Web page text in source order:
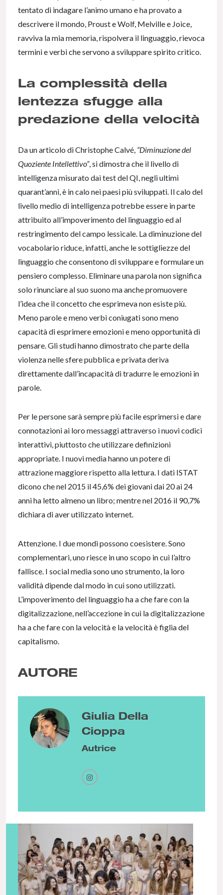
tentato di indagare l’animo umano e ha provato a
descrivere il mondo, Proust e Wolf, Melville e Joice,
ravviva la mia memoria, rispolvera il linguaggio, rievoca
termini e verbi che servono a sviluppare spirito critico.
La complessità della
lentezza sfugge alla
predazione della velocità
Da un articolo di Christophe Calvé, “Diminuzione del
Quoziente Intellettivo”, si dimostra che il livello di
intelligenza misurato dai test del QI, negli ultimi
quarant’anni, è in calo nei paesi più sviluppati. Il calo del
livello medio di intelligenza potrebbe essere in parte
attribuito all’impoverimento del linguaggio ed al
restringimento del campo lessicale. La diminuzione del
vocabolario riduce, infatti, anche le sottigliezze del
linguaggio che consentono di sviluppare e formulare un
pensiero complesso. Eliminare una parola non significa
solo rinunciare al suo suono ma anche promuovere
l’idea che il concetto che esprimeva non esiste più.
Meno parole e meno verbi coniugati sono meno
capacità di esprimere emozioni e meno opportunità di
pensare. Gli studi hanno dimostrato che parte della
violenza nelle sfere pubblica e privata deriva
direttamente dall’incapacità di tradurre le emozioni in
parole.
Per le persone sarà sempre più facile esprimersi e dare
connotazioni ai loro messaggi attraverso i nuovi codici
interattivi, piuttosto che utilizzare definizioni
appropriate. I nuovi media hanno un potere di
attrazione maggiore rispetto alla lettura. I dati ISTAT
dicono che nel 2015 il 45,6% dei giovani dai 20 ai 24
anni ha letto almeno un libro; mentre nel 2016 il 90,7%
dichiara di aver utilizzato internet.
Attenzione. I due mondi possono coesistere. Sono
complementari, uno riesce in uno scopo in cui l’altro
fallisce. I social media sono uno strumento, la loro
validità dipende dal modo in cui sono utilizzati.
L’impoverimento del linguaggio ha a che fare con la
digitalizzazione, nell’accezione in cui la digitalizzazione
ha a che fare con la velocità e la velocità è figlia del
capitalismo.
AUTORE
Giulia Della
Cioppa
Autrice